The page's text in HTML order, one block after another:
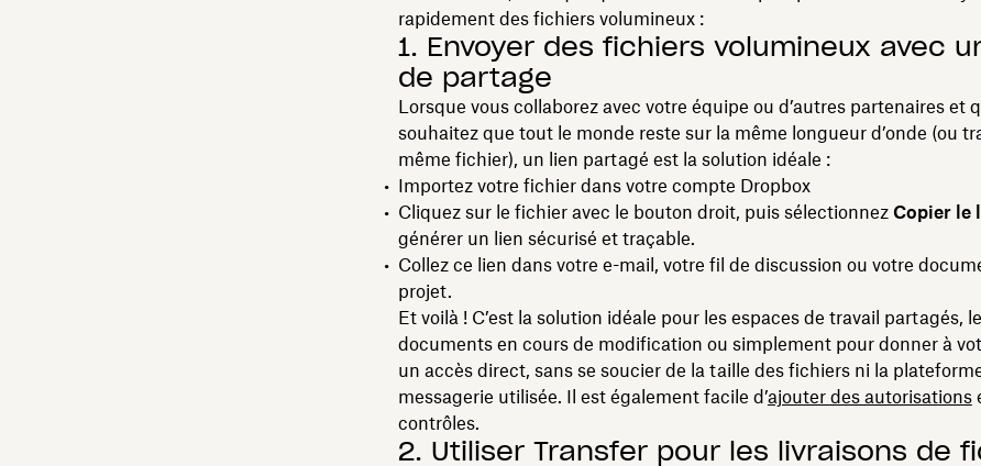
rapidement des fichiers volumineux :
1. Envoyer des fichiers volumineux avec
de partage
Lorsque vous collaborez avec votre équipe ou d’autres partenaires et
souhaitez que tout le monde reste sur la même longueur d’onde (ou
même fichier), un lien partagé est la solution idéale :
Importez votre fichier dans votre compte Dropbox
Cliquez sur le fichier avec le bouton droit, puis sélectionnez Copier le
générer un lien sécurisé et traçable.
Collez ce lien dans votre e-mail, votre fil de discussion ou votre
projet.
Et voilà ! C’est la solution idéale pour les espaces de travail partagés,
documents en cours de modification ou simplement pour donner à
un accès direct, sans se soucier de la taille des fichiers ni la
messagerie utilisée. Il est également facile d’ajouter des autorisations
contrôles.
2. Utiliser Transfer pour les livraisons de